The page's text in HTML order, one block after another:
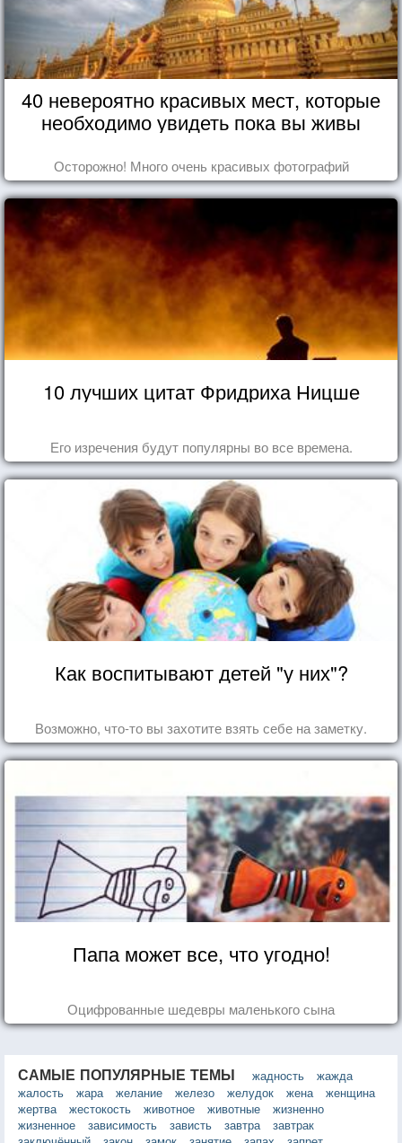
40 невероятно красивых мест, которые
необходимо увидеть пока вы живы
Осторожно! Много очень красивых фотографий
10 лучших цитат Фридриха Ницше
Его изречения будут популярны во все времена.
Как воспитывают детей "у них"?
Возможно, что-то вы захотите взять себе на заметку.
Папа может все, что угодно!
Оцифрованные шедевры маленького сына
САМЫЕ ПОПУЛЯРНЫЕ ТЕМЫ жадность
жажда
жалость
жара желание железо желудок жена
женщина
жертва
жестокость животное животные
жизненно
жизненное
зависимость зависть завтра
завтрак